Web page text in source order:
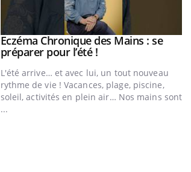
Youtube
Eczéma Chronique des Mains : se
préparer pour l’été !Youtube
L'été arrive… et avec lui, un tout nouveau
rythme de vie ! Vacances, plage, piscine,
soleil, activités en plein air… Nos mains sont
...